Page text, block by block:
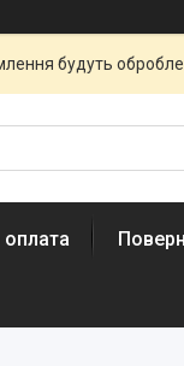
будуть